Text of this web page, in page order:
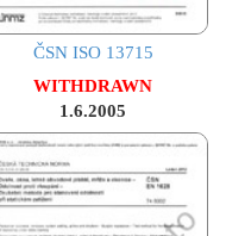
ČSN ISO 13715
WITHDRAWN
1.6.2005